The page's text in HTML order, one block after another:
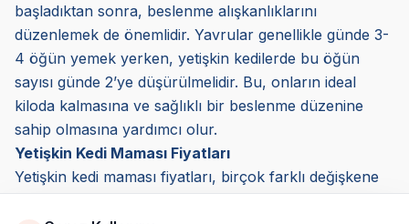
başladıktan sonra, beslenme alışkanlıklarını
düzenlemek de önemlidir. Yavrular genellikle günde 3-
4 öğün yemek yerken, yetişkin kedilerde bu öğün
sayısı günde 2’ye düşürülmelidir. Bu, onların ideal
kiloda kalmasına ve sağlıklı bir beslenme düzenine
sahip olmasına yardımcı olur.
Yetişkin Kedi Maması Fiyatları
Yetişkin kedi maması fiyatları, birçok farklı değişkene